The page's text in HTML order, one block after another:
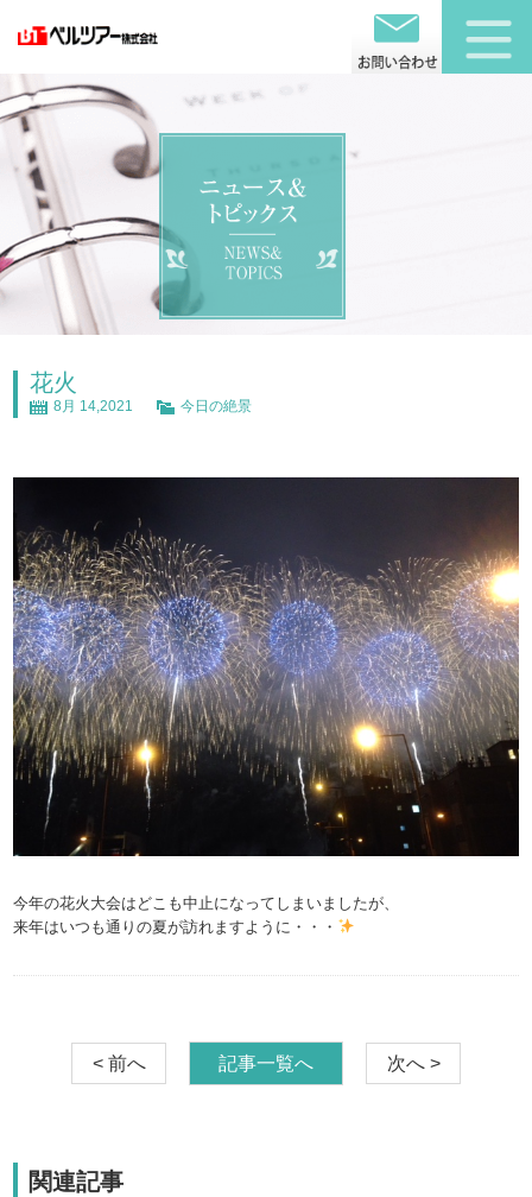
花火
8月 14,2021 今日の絶景
今年の花火大会はどこも中止になってしまいましたが、
来年はいつも通りの夏が訪れますように・・・
< 前へ 記事一覧へ 次へ >
関連記事